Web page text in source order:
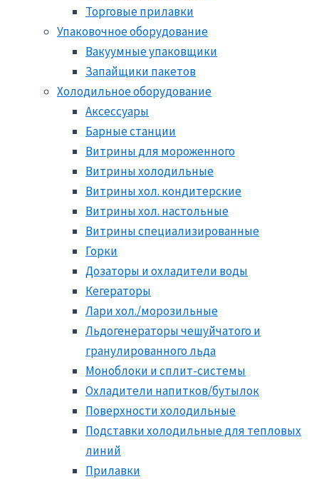
Торговые прилавки
Упаковочное оборудование
Вакуумные упаковщики
Запайщики пакетов
Холодильное оборудование
Аксессуары
Барные станции
Витрины для мороженного
Витрины холодильные
Витрины хол. кондитерские
Витрины хол. настольные
Витрины специализированные
Горки
Дозаторы и охладители воды
Кегераторы
Лари хол./морозильные
Льдогенераторы чешуйчатого и
гранулированного льда
Моноблоки и сплит-системы
Охладители напитков/бутылок
Поверхности холодильные
Подставки холодильные для тепловых
линий
Прилавки